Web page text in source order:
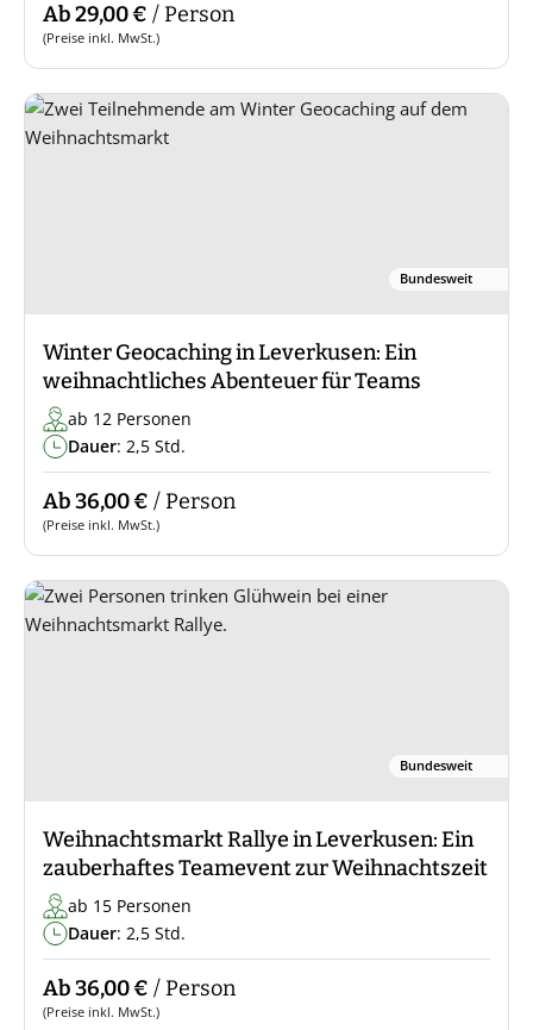
Ab 29,00 € / Person
(Preise inkl. MwSt.)
Bundesweit
Winter Geocaching in Leverkusen: Ein
weihnachtliches Abenteuer für Teams
ab 12 Personen
Dauer: 2,5 Std.
Ab 36,00 € / Person
(Preise inkl. MwSt.)
Bundesweit
Weihnachtsmarkt Rallye in Leverkusen: Ein
zauberhaftes Teamevent zur Weihnachtszeit
ab 15 Personen
Dauer: 2,5 Std.
Ab 36,00 € / Person
(Preise inkl. MwSt.)